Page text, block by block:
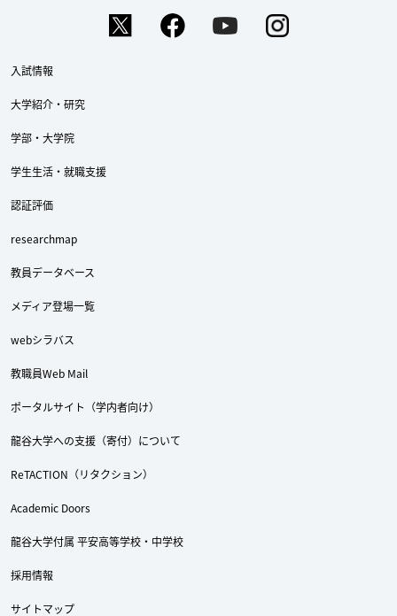
入試情報
大学紹介・研究
学部・大学院
学生生活・就職支援
認証評価
researchmap
教員データベース
メディア登場一覧
webシラバス
教職員Web Mail
ポータルサイト（学内者向け）
龍谷大学への支援（寄付）について
ReTACTION（リタクション）
Academic Doors
龍谷大学付属 平安高等学校・中学校
採用情報
サイトマップ